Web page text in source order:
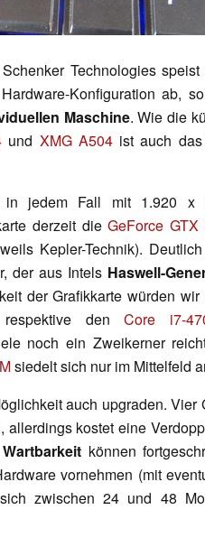
Technologies
Konfiguration ab,
Maschine. Wie die
und XMG A504ist auch das
in jedem Fall mit 1.920 x
derzeit dieGeForce GTX
Kepler-Technik).
der aus Intels Haswell-
der Grafikkarte würden wir
respektive denCore i7-
noch ein Zweikerner
siedelt sich nur im Mittelfeld
auch upgraden. Vier
kostet eine
können
vornehmen (mit
zwischen 24 und 48